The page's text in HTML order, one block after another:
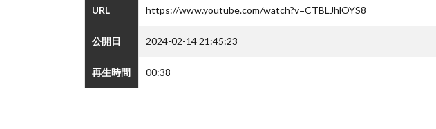
URL https://www.youtube.com/watch?v=CTBLJhlOYS8
公開日 2024-02-14 21:45:23
再生時間 00:38